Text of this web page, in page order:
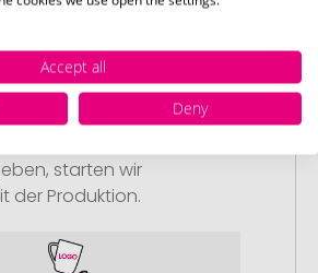
und Freigabe
uns eine kostenlose
starten wir
der Produktion.
Accept all
Deny